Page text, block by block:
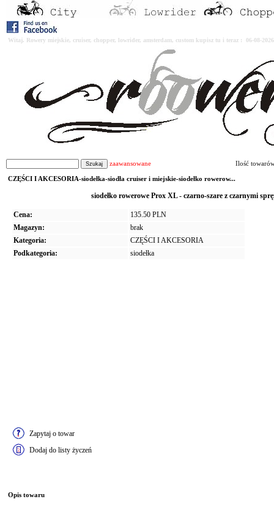
Witaj. Rowery miejskie, cruiser, chopper, lowrider, amsterdam, custom kupisz tu i teraz : 06-08-
zaawansowane Ilość
CZĘŚCI I AKCESORIA-siodełka-siodła cruiser i miejskie-siodełko rowerow...
siodełko rowerowe Prox XL - czarno-szare z czarnymi
Cena:
135.50 PLN
Magazyn:
brak
Kategoria:
CZĘŚCI I AKCESORIA
Podkategoria:
siodełka
Zapytaj o towar
Dodaj do listy życzeń
Opis towaru